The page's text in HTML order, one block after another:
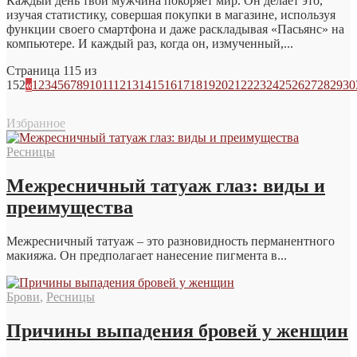
изучая статистику, совершая покупки в магазине, используя
функции своего смартфона и даже раскладывая «Пасьянс» на
компьютере. И каждый раз, когда он, измученный,...
Страница 115 из
152«1 23456789101112131415161718192021 222324252627282930
Избранное
Ресницы
Межресничный татуаж глаз: виды и
преимущества
Межресничный татуаж – это разновидность перманентного
макияжа. Он предполагает нанесение пигмента в...
Брови, Ресницы
Причины выпадения бровей у женщин